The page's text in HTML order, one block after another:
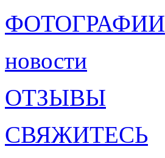
ФОТОГРАФИИ
новости
ОТЗЫВЫ
СВЯЖИТЕСЬ